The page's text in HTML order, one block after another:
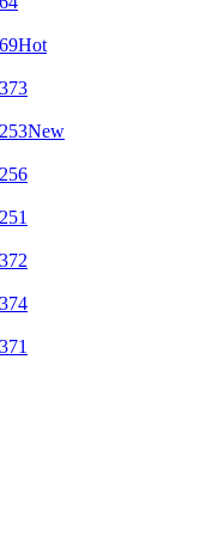
Hot
New